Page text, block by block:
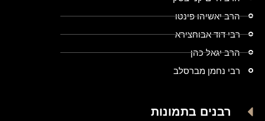
הרב יאשיהו פינטו
רבי דוד אבוחצירא
הרב יגאל כהן
רבי נחמן מברסלב
רבנים בתמונות